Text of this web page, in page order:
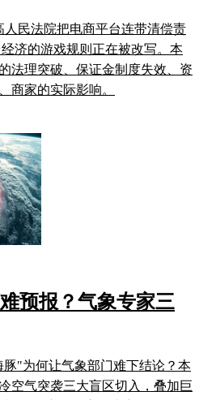
人民法院把电商平台连带清偿责
济的游戏规则正在被改写。本
法理突破、保证金制度失效、资
商家的实际影响。
预报？气象专家三
"为何让气象部门难下结论？本
空气突袭三大盲区切入，叠加巨